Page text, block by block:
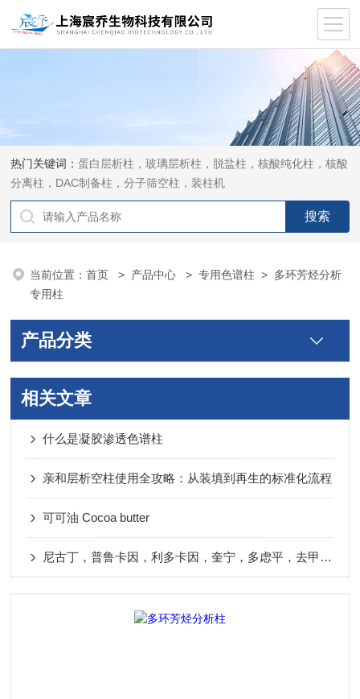
热门关键词：蛋白层析柱，玻璃层析柱，脱盐柱，核酸纯化柱，核酸
分离柱，DAC制备柱，分子筛空柱，装柱机
当前位置：首页 > 产品中心 >专用色谱柱 > 多环芳烃分析
专用柱
产品分类
相关文章
什么是凝胶渗透色谱柱
亲和层析空柱使用全攻略：从装填到再生的标准化流程
可可油 Cocoa butter
尼古丁，普鲁卡因，利多卡因，奎宁，多虑平，去甲替林，阿米替林分析